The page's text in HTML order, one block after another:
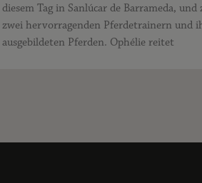
diesem Tag in Sanlúcar de Barrameda,
zwei hervorragenden Pferdetrainern und
ausgebildeten Pferden. Ophélie reitet